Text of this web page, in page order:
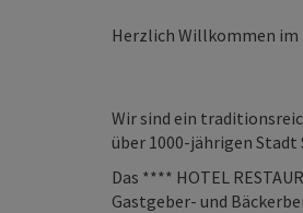
Herzlich Willkommen im
Wir sind ein
über 1000-jährigen Stadt
Das **** HOTEL
Gastgeber- und